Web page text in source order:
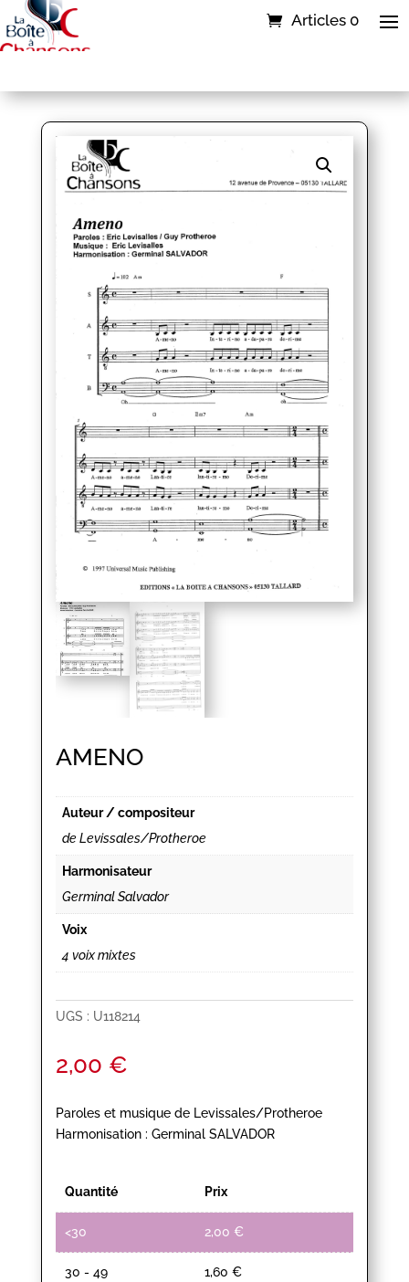
Articles 0
AMENO
Auteur / compositeur
de Levissales/Protheroe
Harmonisateur
Germinal Salvador
Voix
4 voix mixtes
UGS : U118214
2,00 €
Paroles et musique de Levissales/Protheroe
Harmonisation : Germinal SALVADOR
Quantité Prix
<30 2,00 €
30 - 49 1,60 €